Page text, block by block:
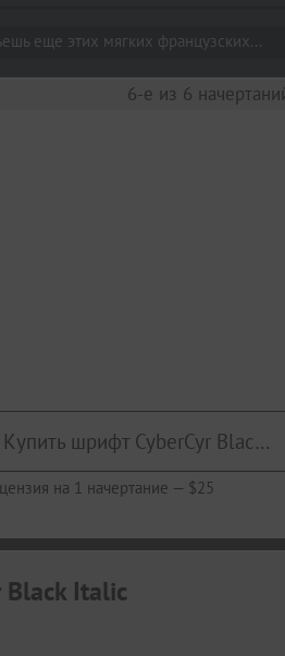
еще этих мягких французских...
6-е из 6
Купить шрифт CyberCyr Black Italic
на 1 начертание — $25
Black Italic